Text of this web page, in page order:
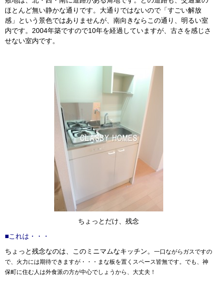
ほとんど無い静かな通りです。大通りではないので「すごい解放
感」という景色ではありませんが、南向きならこの通り、明るい室
内です。2004年築ですので10年を経過していますが、古さを感じさ
せない室内です。
ちょっとだけ、残念
■これは・・・
ちょっと残念なのは、このミニマムなキッチン。 一口ながらガスですの
で、火力には期待できますが ・・・まな板を置くスペース皆無です。でも、神
保町に住む人は外食派の方が中心でしょうから、大丈夫！